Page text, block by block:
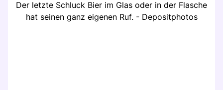
Der letzte Schluck Bier im Glas oder in der Flasche
hat seinen ganz eigenen Ruf. - Depositphotos